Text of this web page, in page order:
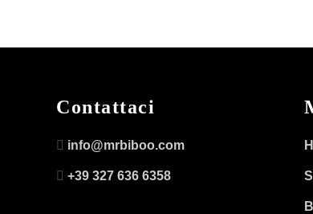
Contattaci
info@mrbiboo.com
+39 327 636 6358